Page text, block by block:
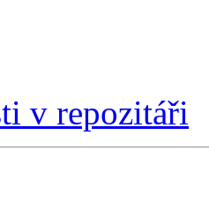
v repozitáři